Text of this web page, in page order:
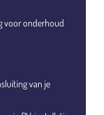
voor onderhoud
van je